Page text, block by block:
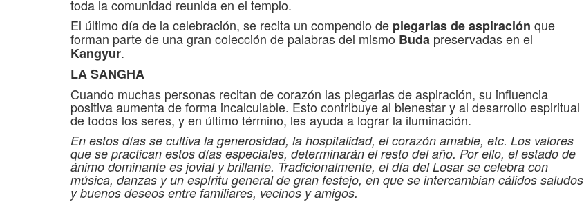
toda la comunidad reunida en el templo.
El último día de la celebración, se recita un compendio de plegarias de aspiración que
forman parte de una gran colección de palabras del mismo Buda preservadas en el
Kangyur.
LA SANGHA
Cuando muchas personas recitan de corazón las plegarias de aspiración, su influencia
positiva aumenta de forma incalculable. Esto contribuye al bienestar y al desarrollo espiritual
de todos los seres, y en último término, les ayuda a lograr la iluminación.
En estos días se cultiva la generosidad, la hospitalidad, el corazón amable, etc. Los valores
que se practican estos días especiales, determinarán el resto del año. Por ello, el estado de
ánimo dominante es jovial y brillante. Tradicionalmente, el día del Losar se celebra con
música, danzas y un espíritu general de gran festejo, en que se intercambian cálidos saludos
y buenos deseos entre familiares, vecinos y amigos.